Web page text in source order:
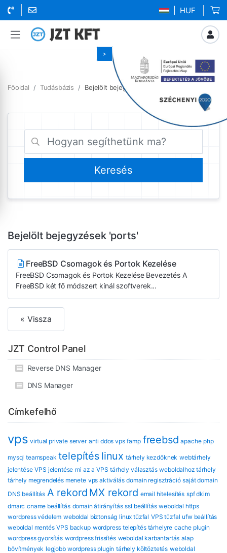
| HUF
Főoldal Tudásbázis Bejelölt bejegyzések ports
Bejelölt bejegyzések 'ports'
FreeBSD Csomagok és Portok Kezelése
FreeBSD Csomagok és Portok Kezelése Bevezetés A
FreeBSD két fő módszert kínál szoftverek...
« Vissza
JZT Control Panel
Reverse DNS Manager
DNS Manager
Címkefelhő
vps virtual private server anti ddos vps famp freebsd apache php
mysql teamspeak telepítés linux tárhely kezdőknek webtárhely
jelentése VPS jelentése mi az a VPS tárhely választás weboldalhoz tárhely
tárhely megrendelés menete vps aktiválás domain regisztráció saját domain
DNS beállítás A rekord MX rekord email hitelesítés spf dkim
dmarc cname beállítás domain átirányítás ssl beállítás weboldal https
wordpress védelem weboldal biztonság linux tűzfal VPS tűzfal ufw beállítás
weboldal mentés VPS backup wordpress telepítés tárhelyre cache plugin
wordpress gyorsítás wordpress frissítés weboldal karbantartás alap
bővítmények legjobb wordpress plugin tárhely költöztetés weboldal